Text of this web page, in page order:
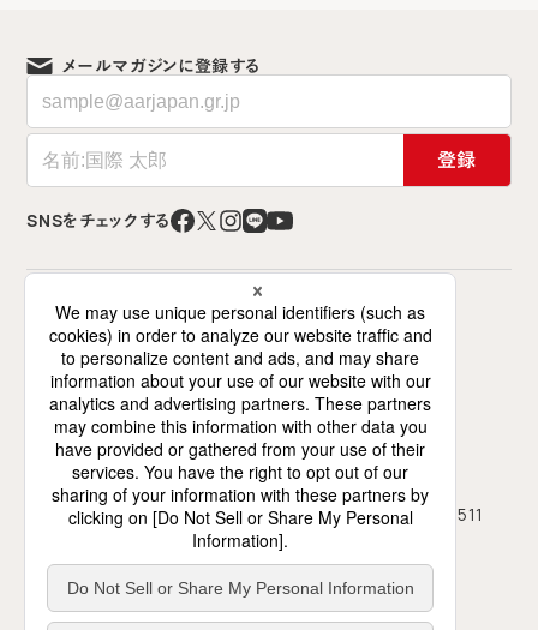
メールマガジンに登録する
登録
SNSをチェックする
特定非営利活動法人 難民を助ける会（AAR Japan）
〒141-0021 東京都品川区上大崎2-12-2
ミズホビル7階（交流スペースは6階）
フリーダイヤル 0120-786-746 TEL 03-5423-4511
03-5423-4450
受付
地図・アクセス プライバシーポリシー